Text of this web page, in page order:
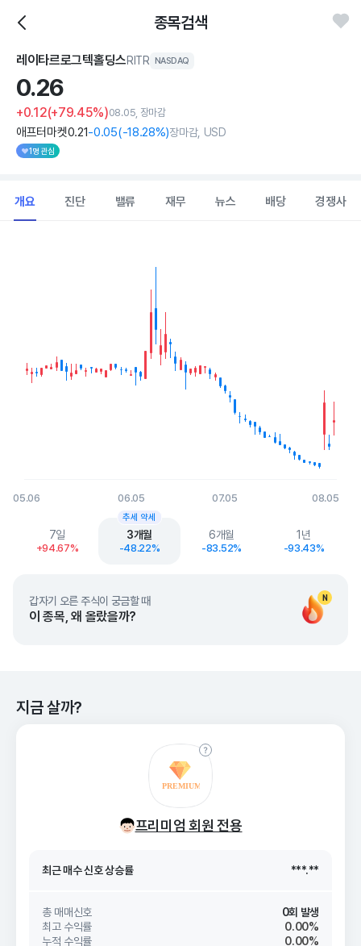
종목검색
레이타르로그텍홀딩스RITR NASDAQ
0.26
+0.12(+79.45%)08.05, 장마감
애프터마켓0.21-0.05(-18.28%)장마감, USD
1명 관심
개요 진단 밸류 재무 뉴스 배당 경쟁사
The chart has 1 Y axis displaying values. Data ranges from
05.06 06.05 07.05 08.05
End of interactive chart.
7일
+94.67%
3개월
-48.22%
추세 약세
6개월
-83.52%
1년
-93.43%
N
갑자기 오른 주식이 궁금할 때
이 종목, 왜 올랐을까?
지금 살까?
프리미엄 회원 전용
26. 08/06
최근 매수 신호 상승률 ***.**
최근 매수 신호 ***.**
총 매매신호
0회 발생
최고 수익률
0.00%
누적 수익률
0.00%